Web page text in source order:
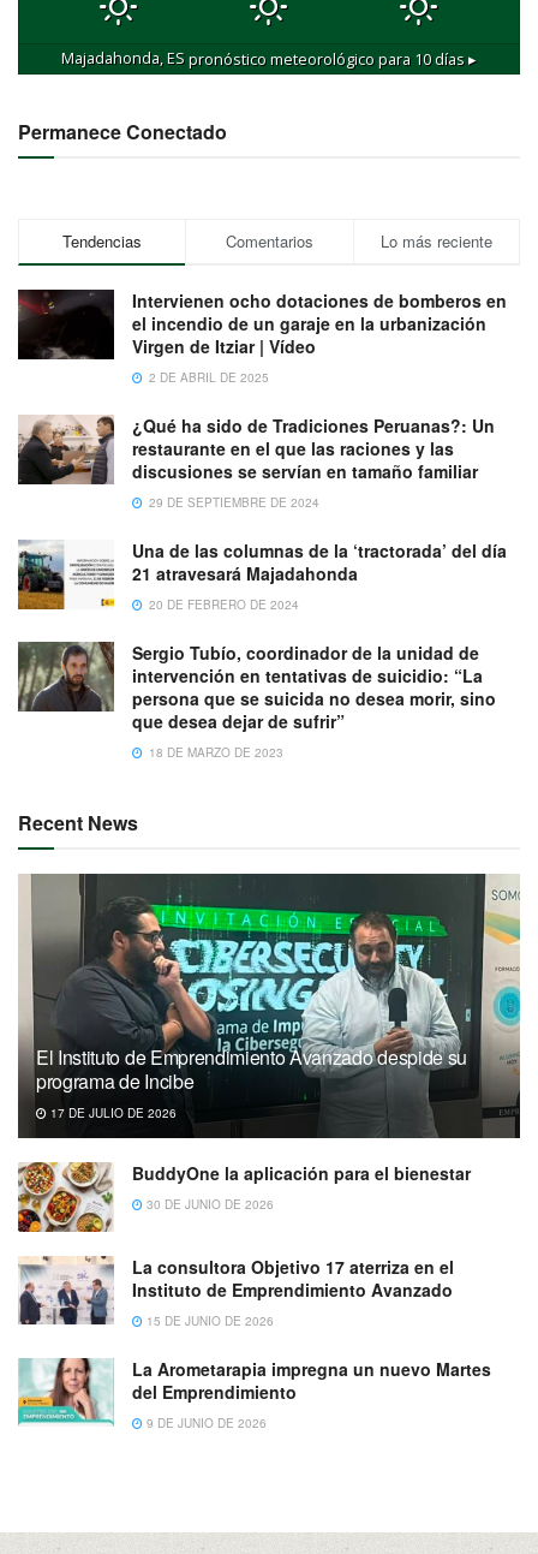
Majadahonda, ESpronóstico meteorológico para 10 días ▸
Permanece Conectado
Tendencias Comentarios Lo más reciente
Intervienen ocho dotaciones de bomberos en
el incendio de un garaje en la urbanización
Virgen de Itziar | Vídeo
2 DE ABRIL DE 2025
¿Qué ha sido de Tradiciones Peruanas?: Un
restaurante en el que las raciones y las
discusiones se servían en tamaño familiar
29 DE SEPTIEMBRE DE 2024
Una de las columnas de la ‘tractorada’ del día
21 atravesará Majadahonda
20 DE FEBRERO DE 2024
Sergio Tubío, coordinador de la unidad de
intervención en tentativas de suicidio: “La
persona que se suicida no desea morir, sino
que desea dejar de sufrir”
18 DE MARZO DE 2023
Recent News
El Instituto de Emprendimiento Avanzado despide su
programa de Incibe
17 DE JULIO DE 2026
BuddyOne la aplicación para el bienestar
30 DE JUNIO DE 2026
La consultora Objetivo 17 aterriza en el
Instituto de Emprendimiento Avanzado
15 DE JUNIO DE 2026
La Arometarapia impregna un nuevo Martes
del Emprendimiento
9 DE JUNIO DE 2026